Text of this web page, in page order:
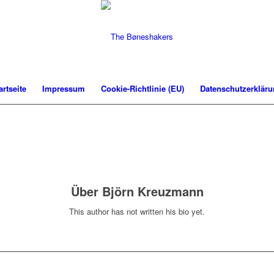
Impressum Cookie-Richtlinie (EU)
Über Björn Kreuzmann
This author has not written his bio yet.